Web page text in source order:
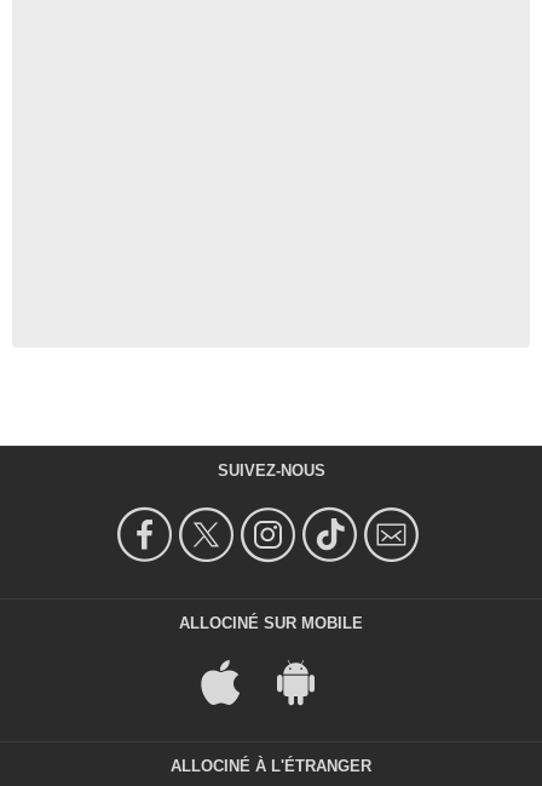
SUIVEZ-NOUS
ALLOCINÉ SUR MOBILE
ALLOCINÉ À L'ÉTRANGER